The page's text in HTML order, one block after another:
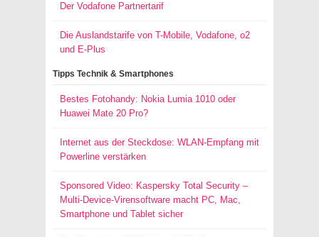
Der Vodafone Partnertarif
Die Auslandstarife von T-Mobile, Vodafone, o2
und E-Plus
Tipps Technik & Smartphones
Bestes Fotohandy: Nokia Lumia 1010 oder
Huawei Mate 20 Pro?
Internet aus der Steckdose: WLAN-Empfang mit
Powerline verstärken
Sponsored Video: Kaspersky Total Security –
Multi-Device-Virensoftware macht PC, Mac,
Smartphone und Tablet sicher